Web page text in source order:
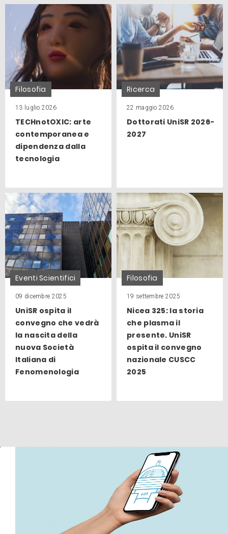
Filosofia
13 luglio 2026
TECHnotOXIC: arte
contemporanea e
dipendenza dalla
tecnologia
Ricerca
22 maggio 2026
Dottorati UniSR 2026-
2027
Eventi Scientifici
09 dicembre 2025
UniSR ospita il
convegno che vedrà
la nascita della
nuova Società
Italiana di
Fenomenologia
Filosofia
19 settembre 2025
Nicea 325: la storia
che plasma il
presente. UniSR
ospita il convegno
nazionale CUSCC
2025